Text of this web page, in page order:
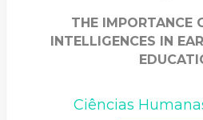
THE IMPORTANCE
INTELLIGENCES IN
Ciências